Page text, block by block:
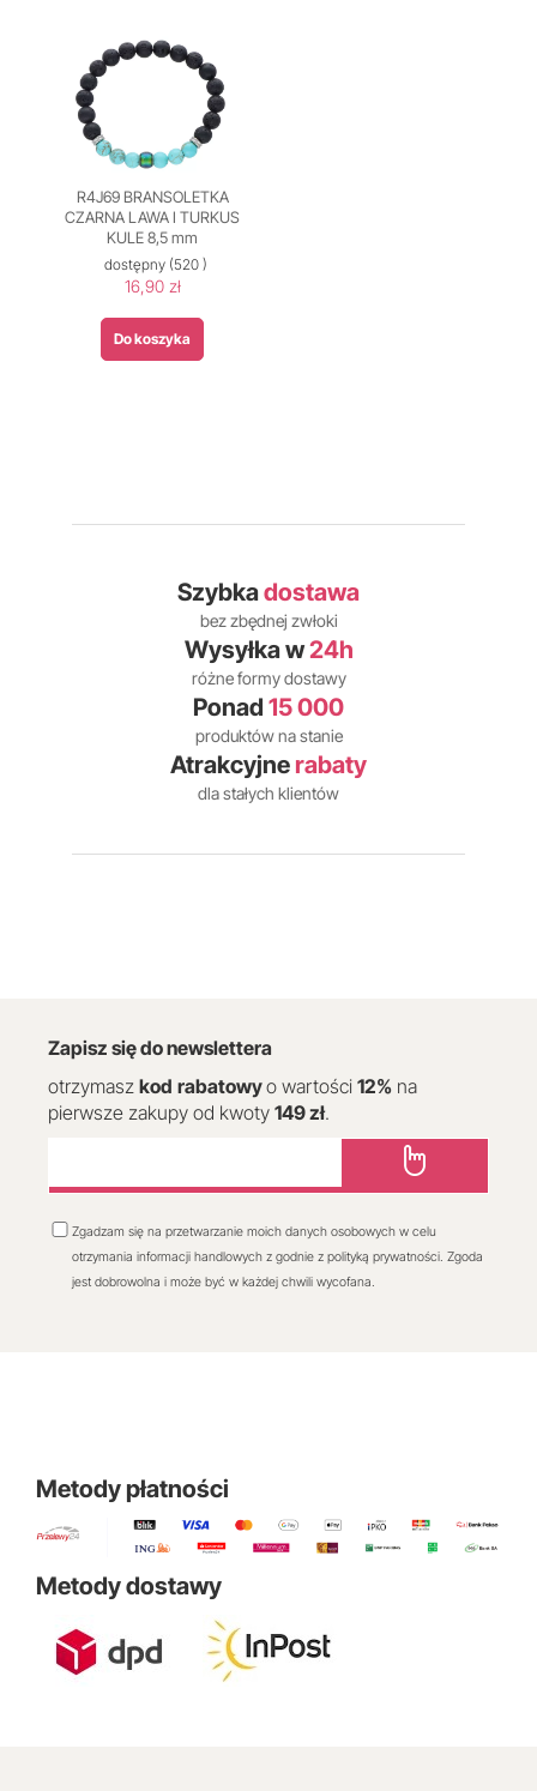
R4J69 BRANSOLETKA
CZARNA LAWA I TURKUS
KULE 8,5 mm
dostępny(520 )
16,90 zł
Do koszyka
Szybkadostawa
bez zbędnej zwłoki
Wysyłka w24h
różne formy dostawy
Ponad 15 000
produktów na stanie
Atrakcyjne rabaty
dla stałych klientów
Zapisz się do newslettera
otrzymasz kod rabatowyo wartości 12% na
pierwsze zakupy od kwoty 149 zł.
Zgadzam się na przetwarzanie moich danych osobowych w celu
otrzymania informacji handlowych z godnie z polityką prywatności. Zgoda
jest dobrowolna i może być w każdej chwili wycofana.
Metody płatności
Metody dostawy